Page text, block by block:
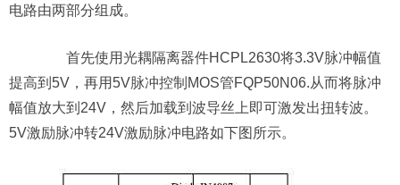
电路由两部分组成。
首先使用光耦隔离器件HCPL2630将3.3V脉冲幅值
提高到5V，再用5V脉冲控制MOS管FQP50N06.从而将脉冲
幅值放大到24V，然后加载到波导丝上即可激发出扭转波。
5V激励脉冲转24V激励脉冲电路如下图所示。